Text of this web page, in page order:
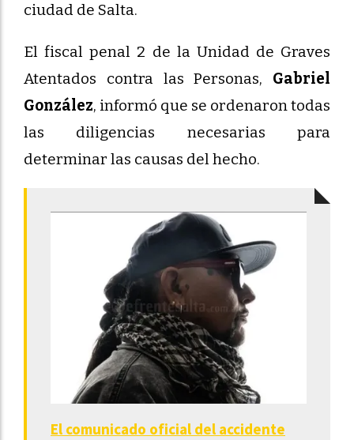
ciudad de Salta.
El fiscal penal 2 de la Unidad de Graves
Atentados contra las Personas, Gabriel
González, informó que se ordenaron todas
las diligencias necesarias para
determinar las causas del hecho.
El comunicado oficial del accidente